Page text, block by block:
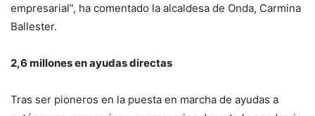
empresarial”, ha comentado la alcaldesa de Onda, Carmina
Ballester.
2,6 millones en ayudas directas
Tras ser pioneros en la puesta en marcha de ayudas a